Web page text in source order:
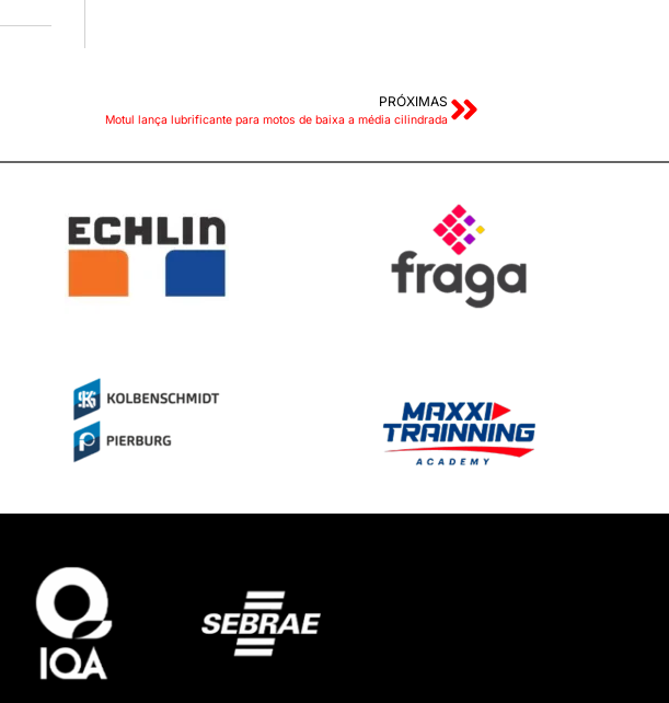
PRÓXIMAS
Motul lança lubrificante para motos de baixa a média cilindrada